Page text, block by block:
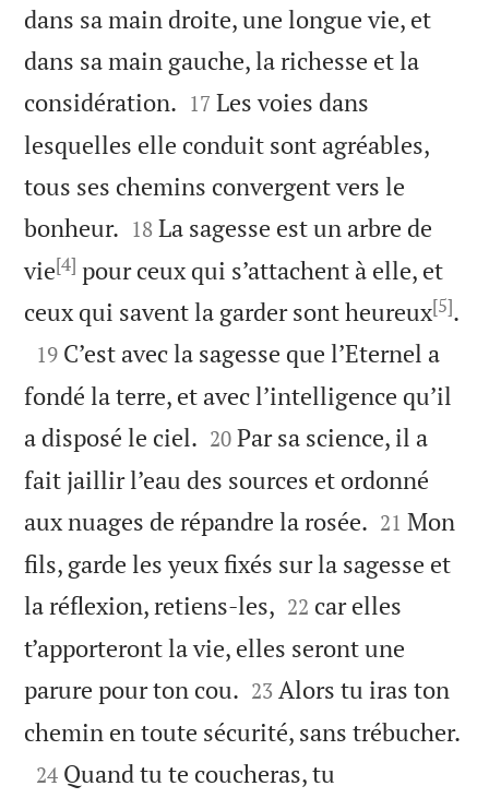
dans sa main droite, une longue vie, et
dans sa main gauche, la richesse et la
considération. 

17 Les voies dans
lesquelles elle conduit sont agréables,
tous ses chemins convergent vers le
bonheur. 

18 La sagesse est un arbre de
vie[4] pour ceux qui s’attachent à elle, et
ceux qui savent la garder sont heureux[5].

19 C’est avec la sagesse que l’Eternel a
fondé la terre, et avec l’intelligence qu’il
a disposé le ciel. 

20 Par sa science, il a
fait jaillir l’eau des sources et ordonné
aux nuages de répandre la rosée. 

21 Mon
fils, garde les yeux fixés sur la sagesse et
la réflexion, retiens-les, 

22 car elles
t’apporteront la vie, elles seront une
parure pour ton cou. 

23 Alors tu iras ton
chemin en toute sécurité, sans trébucher.

24 Quand tu te coucheras, tu